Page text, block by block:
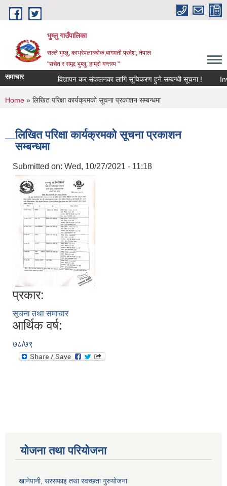
Skip to main content
भुम्लु गाउँपालिका
सल्ले भुम्लु, काभ्रेपलाञ्चोक,बागमती प्रदेश, नेपाल
"सचेत र समृद्द भुम्लु: हाम्राे गन्तव्य "
समाचार विज्ञापन कर संकलनका लागि सूचिकरण हुने सम्बन्धी सूचना !
You are here
Home » लिखित परिक्षा कार्यक्रमको सूचना प्रकाशन सम्बन्धमा
लिखित परिक्षा कार्यक्रमको सूचना प्रकाशन
सम्बन्धमा
Submitted on: Wed, 10/27/2021 - 11:18
प्रकार:
सूचना तथा समाचार
आर्थिक वर्ष:
७८/७९
योजना तथा परियोजना
खानेपानी, सरसफाइ तथा स्वच्छता गुरुयोजना